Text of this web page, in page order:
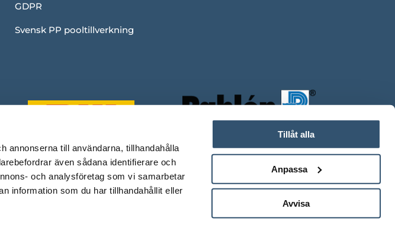
annonserna till användarna, tillhandahålla
även sådana identifierare och
och analysföretag som vi samarbetar
information som du har tillhandahållit eller
Tillåt alla
Anpassa
Avvisa
GDPR
Svensk PP pooltillverkning
0